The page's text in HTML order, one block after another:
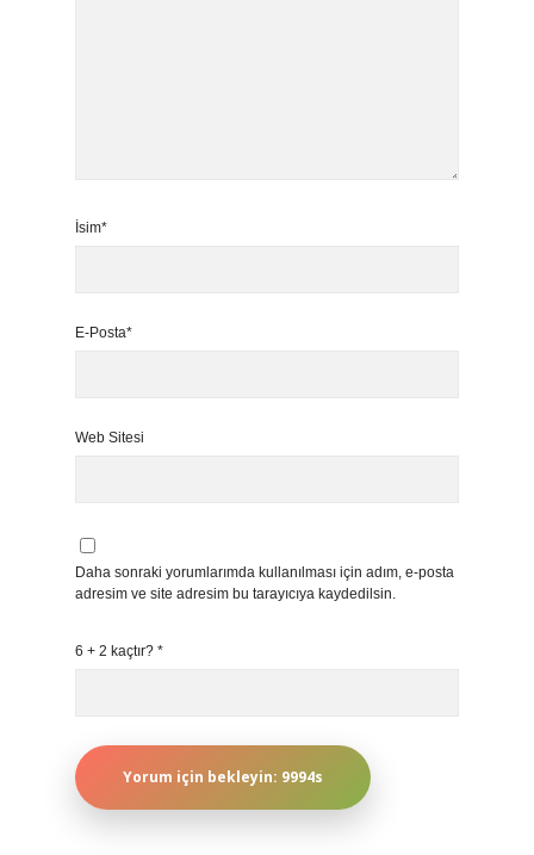
İsim*
E-Posta*
Web Sitesi
Daha sonraki yorumlarımda kullanılması için adım, e-posta
adresim ve site adresim bu tarayıcıya kaydedilsin.
6 + 2 kaçtır? *